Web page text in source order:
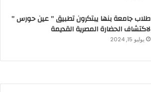
طلاب جامعة بنها يبتكرون تطبيق ” عين حورس ”
لاكتشاف الحضارة المصرية القديمة
يوليو 15, 2024